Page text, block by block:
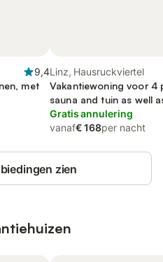
9,4
met
Linz, Hausruckviertel
Vakantiewoning voor 4
sauna and tuin as well
Gratis annulering
vanaf€ 168per nacht
zien